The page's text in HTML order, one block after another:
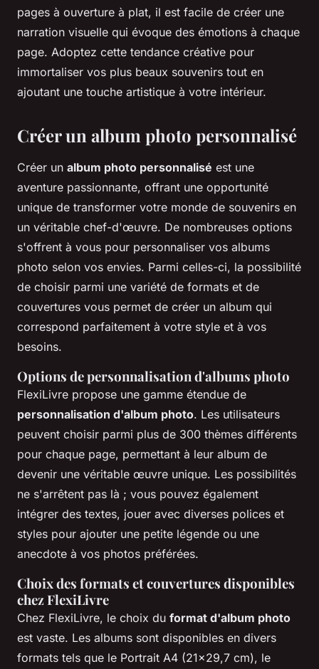
pages à ouverture à plat, il est facile de créer une
narration visuelle qui évoque des émotions à chaque
page. Adoptez cette tendance créative pour
immortaliser vos plus beaux souvenirs tout en
ajoutant une touche artistique à votre intérieur.
Créer un album photo personnalisé
Créer un album photo personnalisé est une
aventure passionnante, offrant une opportunité
unique de transformer votre monde de souvenirs en
un véritable chef-d'œuvre. De nombreuses options
s'offrent à vous pour personnaliser vos albums
photo selon vos envies. Parmi celles-ci, la possibilité
de choisir parmi une variété de formats et de
couvertures vous permet de créer un album qui
correspond parfaitement à votre style et à vos
besoins.
Options de personnalisation d'albums photo
FlexiLivre propose une gamme étendue de
personnalisation d'album photo. Les utilisateurs
peuvent choisir parmi plus de 300 thèmes différents
pour chaque page, permettant à leur album de
devenir une véritable œuvre unique. Les possibilités
ne s'arrêtent pas là ; vous pouvez également
intégrer des textes, jouer avec diverses polices et
styles pour ajouter une petite légende ou une
anecdote à vos photos préférées.
Choix des formats et couvertures disponibles
chez FlexiLivre
Chez FlexiLivre, le choix du format d'album photo
est vaste. Les albums sont disponibles en divers
formats tels que le Portrait A4 (21x29,7 cm), le